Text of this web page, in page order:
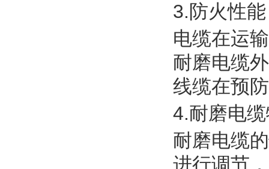
3.防火性能
电缆在运
耐磨电缆
线缆在预
4.耐磨电
耐磨电缆
进行调节